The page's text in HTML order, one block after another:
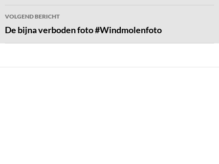
VOLGEND BERICHT
De bijna verboden foto #Windmolenfoto